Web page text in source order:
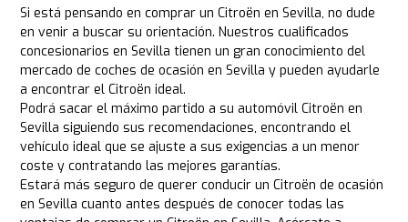
Si está pensando en comprar un Citroën en Sevilla, no dude
en venir a buscar su orientación. Nuestros cualificados
concesionarios en Sevilla tienen un gran conocimiento del
mercado de coches de ocasión en Sevilla y pueden ayudarle
a encontrar el Citroën ideal.
Podrá sacar el máximo partido a su automóvil Citroën en
Sevilla siguiendo sus recomendaciones, encontrando el
vehículo ideal que se ajuste a sus exigencias a un menor
coste y contratando las mejores garantías.
Estará más seguro de querer conducir un Citroën de ocasión
en Sevilla cuanto antes después de conocer todas las